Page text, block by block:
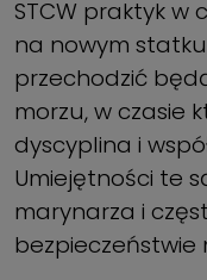
STCW praktyk w
na nowym
przechodzić
morzu, w czasie
dyscyplina i
Umiejętności te
marynarza i